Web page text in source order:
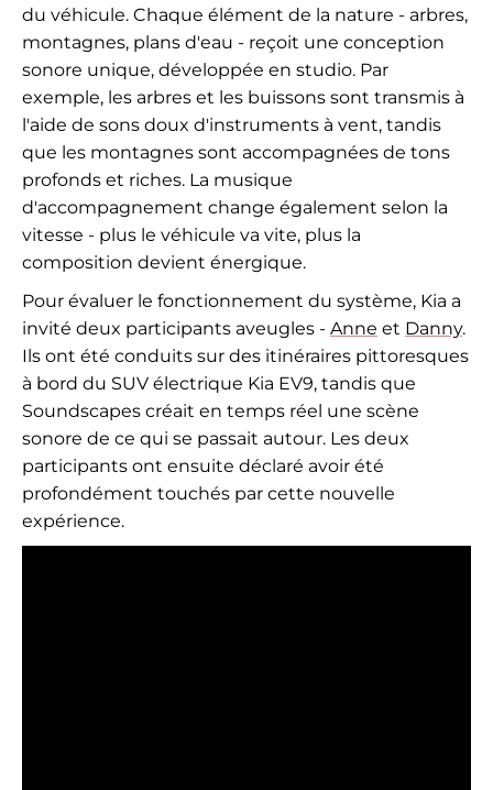
du véhicule. Chaque élément de la nature - arbres,
montagnes, plans d'eau - reçoit une conception
sonore unique, développée en studio. Par
exemple, les arbres et les buissons sont transmis à
l'aide de sons doux d'instruments à vent, tandis
que les montagnes sont accompagnées de tons
profonds et riches. La musique
d'accompagnement change également selon la
vitesse - plus le véhicule va vite, plus la
composition devient énergique.
Pour évaluer le fonctionnement du système, Kia a
invité deux participants aveugles - Anne et Danny.
Ils ont été conduits sur des itinéraires pittoresques
à bord du SUV électrique Kia EV9, tandis que
Soundscapes créait en temps réel une scène
sonore de ce qui se passait autour. Les deux
participants ont ensuite déclaré avoir été
profondément touchés par cette nouvelle
expérience.